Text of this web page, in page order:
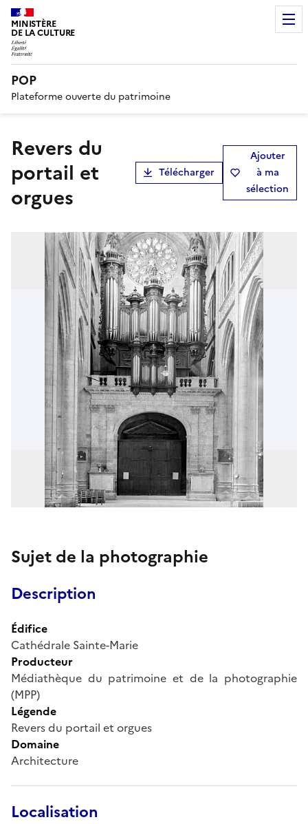
MINISTÈRE
DE LA CULTURE
POP
Plateforme ouverte du patrimoine
Revers du
portail et
orgues
Télécharger
Ajouter
à ma
sélection
Sujet de la photographie
Description
Édifice
Cathédrale Sainte-Marie
Producteur
Médiathèque du patrimoine et de la photographie
(MPP)
Légende
Revers du portail et orgues
Domaine
Architecture
Localisation